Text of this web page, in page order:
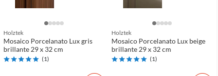
Holztek
Mosaico Porcelanato Lux gris
brillante 29 x 32 cm
(1)
Holztek
Mosaico Porcelanato Lux beige
brillante 29 x 32 cm
(1)